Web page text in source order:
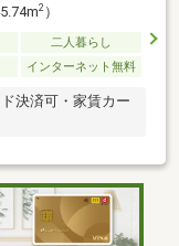
2）
二人暮らし
インターネット無料
決済可・家賃カー